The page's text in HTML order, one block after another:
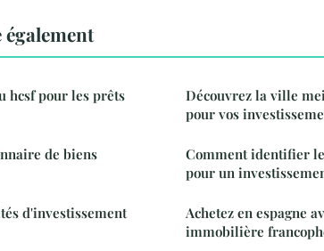
hcsf pour les prêts
de biens
d'investissement
Découvrez la ville
pour vos
Comment identifier
pour un
Achetez en espagne
immobilière